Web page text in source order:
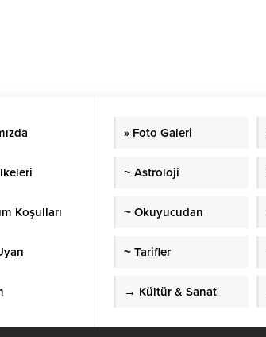
Koşulları
» Foto Galeri
~ Astroloji
~ Okuyucudan
~ Tarifler
→ Kültür & Sanat